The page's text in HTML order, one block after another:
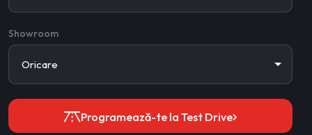
Showroom
Programează-te la Test Drive